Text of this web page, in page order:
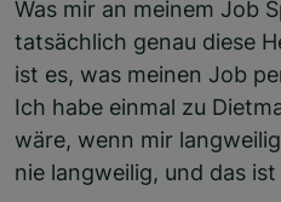
Was mir an meinem Job
tatsächlich genau diese
ist es, was meinen Job
Ich habe einmal zu
wäre, wenn mir
nie langweilig, und das